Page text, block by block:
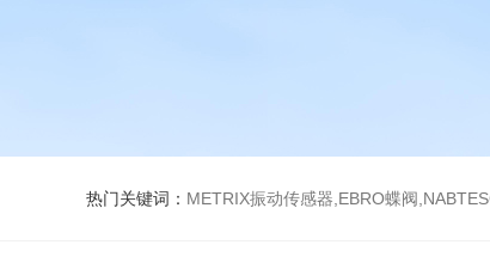
热门关键词： METRIX振动传感器,EBRO蝶阀